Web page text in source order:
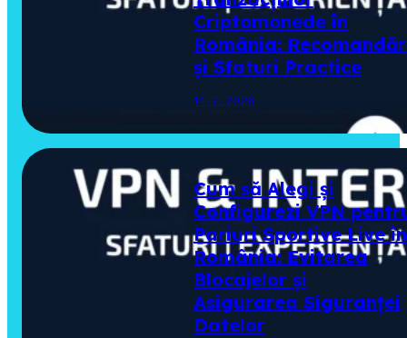
Criptomonede în
România:
și Sfaturi Practice
14. 7. 2026
Cum să Alegi și
Configurezi VPN
Pariuri Sportive Live în
România: Evitarea
Blocajelor și
Asigurarea Siguranței
Datelor